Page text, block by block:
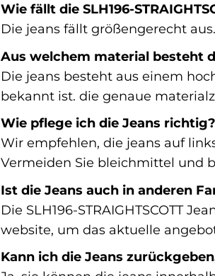
Wie fällt die SLH196-
Die jeans fällt größengerecht
Aus welchem material besteht
Die jeans besteht aus einem
bekannt ist. die genaue
Wie pflege ich die Jeans richtig?
Wir empfehlen, die jeans auf
Vermeiden Sie bleichmittel und
Ist die Jeans auch in anderen
Die SLH196-STRAIGHTSCOTT
website, um das aktuelle
Kann ich die Jeans